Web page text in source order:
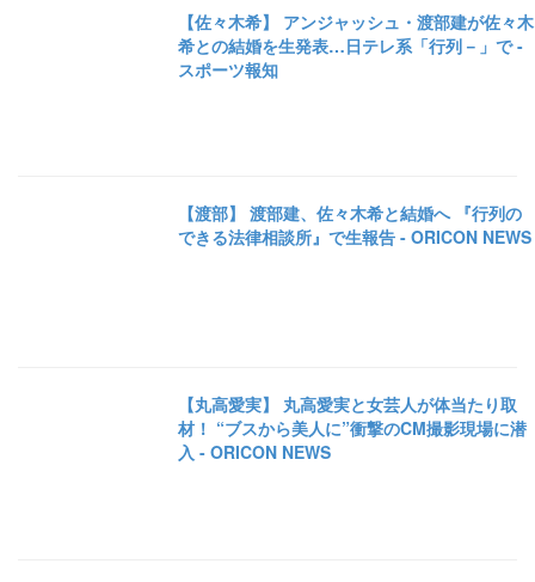
【佐々木希】 アンジャッシュ・渡部建が佐々木
希との結婚を生発表…日テレ系「行列－」で -
スポーツ報知
【渡部】 渡部建、佐々木希と結婚へ 『行列の
できる法律相談所』で生報告 - ORICON NEWS
【丸高愛実】 丸高愛実と女芸人が体当たり取
材！ “ブスから美人に”衝撃のCM撮影現場に潜
入 - ORICON NEWS